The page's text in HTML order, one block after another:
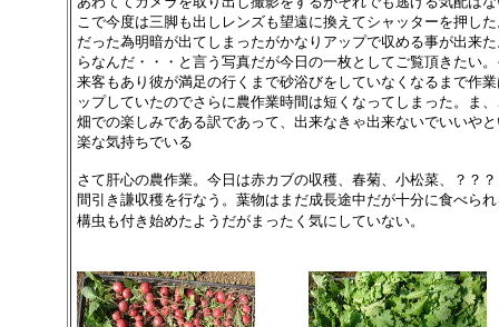
こで今度は三脚も出しレンズも望遠に換えてシャッターを押し
だった為明暗が出てしまったがかなりアップで収める事が出来
らなんだ・・・と言う写真だが今日の一枚としてご覧頂きたい
来客もあり彼が満足の行くまで砂浴びをしていなくなるまで作
ップしていたのでさらに農作業時間は短くなってしまった。ま
畑での楽しみである訳であって、出来なきゃ出来ないでいいや
楽な気持ちでいる
さて肝心の農作業。今日は赤カブの収穫、春菊、小松菜、？？
間引き謙収穫を行なう。葉物はまだ成長途中だが十分に食べら
構虫も付き始めたようだがまったく気にしていない。